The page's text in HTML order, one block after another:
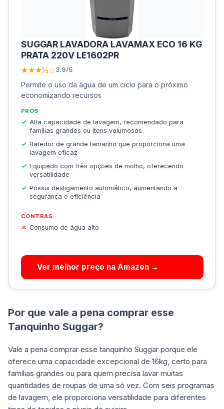
SUGGAR LAVADORA LAVAMAX ECO 16 KG
PRATA 220V LE1602PR
★★★½☆3.9/5
Permite o uso da água de um ciclo para o próximo
economizando recursos
PRÓS
Alta capacidade de lavagem, recomendado para
famílias grandes ou itens volumosos
Batedor de grande tamanho que proporciona uma
lavagem eficaz
Equipado com três opções de molho, oferecendo
versatilidade
Possui desligamento automático, aumentando a
segurança e eficiência
CONTRAS
Consumo de água alto
Ver melhor preço na Amazon →
Por que vale a pena comprar esse
Tanquinho Suggar?
Vale a pena comprar esse tanquinho Suggar porque ele
oferece uma capacidade excepcional de 16kg, certo para
famílias grandes ou para quem precisa lavar muitas
quantidades de roupas de uma só vez. Com seis programas
de lavagem, ele proporciona versatilidade para diferentes